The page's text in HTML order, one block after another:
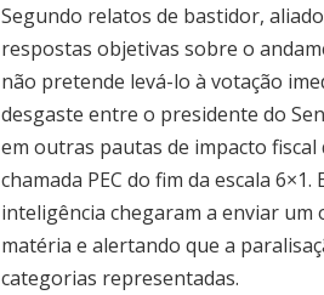
Segundo relatos de bastidor,
respostas objetivas sobre o
não pretende levá-lo à votação
desgaste entre o presidente do
em outras pautas de impacto
chamada PEC do fim da escala
inteligência chegaram a enviar
matéria e alertando que a
categorias representadas.